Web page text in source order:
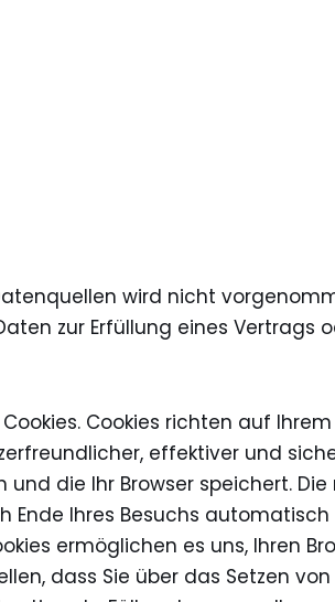
wird nicht
zur Erfüllung eines
Cookies richten auf
effektiver und
die Ihr Browser speichert.
Ende Ihres Besuchs
ermöglichen es uns, Ihren
dass Sie über das Setzen